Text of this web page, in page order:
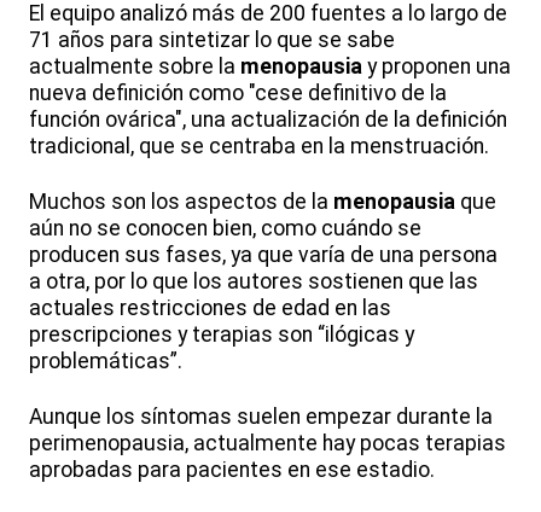
El equipo analizó más de 200 fuentes a lo largo de
71 años para sintetizar lo que se sabe
actualmente sobre la menopausia y proponen una
nueva definición como "cese definitivo de la
función ovárica", una actualización de la definición
tradicional, que se centraba en la menstruación.
Muchos son los aspectos de la menopausia que
aún no se conocen bien, como cuándo se
producen sus fases, ya que varía de una persona
a otra, por lo que los autores sostienen que las
actuales restricciones de edad en las
prescripciones y terapias son “ilógicas y
problemáticas”.
Aunque los síntomas suelen empezar durante la
perimenopausia, actualmente hay pocas terapias
aprobadas para pacientes en ese estadio.